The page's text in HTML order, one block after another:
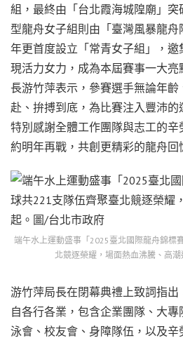
組，最終由「台北霞海城隍廟」
型龍舟女子組則由「臺灣風暴龍
年更首度設立「常青女子組」，
現活力女力，成為本屆賽事一大
長游竹萍表示，參賽選手無論年
赴、拚搏到底，為比賽注入豐沛
特別感謝全體工作團隊與志工的
約明年再戰，共創更精彩的龍舟回
端午水上運動盛事「2025臺北國際龍舟錦標
北競逐榮耀，場面熱血沸騰、高
游竹萍局長在閉幕典禮上致詞指
自各行各業，包含企業團隊、大
泳會、校友會、身障隊伍，以及